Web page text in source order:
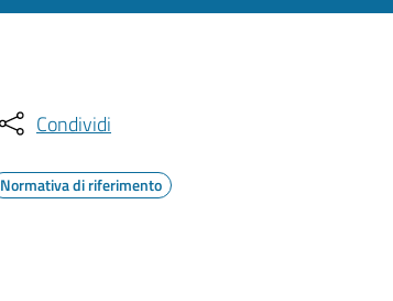
Condividi
Normativa di riferimento